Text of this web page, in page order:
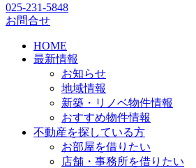
025-231-5848
お問合せ
HOME
最新情報
お知らせ
地域情報
新築・リノベ物件情報
おすすめ物件情報
不動産を探している方
お部屋を借りたい
店舗・事務所を借りたい